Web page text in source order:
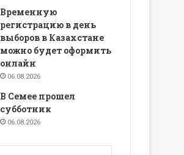
Временную
регистрацию в день
выборов в Казахстане
можно будет оформить
онлайн
06.08.2026
В Семее прошел
субботник
06.08.2026